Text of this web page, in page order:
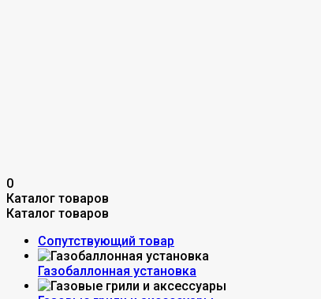
0
Каталог товаров
Каталог товаров
Сопутствующий товар
Газобаллонная установка